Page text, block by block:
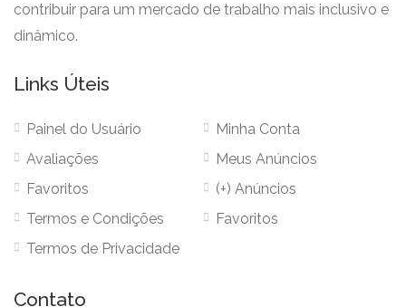
contribuir para um mercado de trabalho mais inclusivo e
dinâmico.
Links Úteis
Painel do Usuário
Avaliações
Favoritos
Termos e Condições
Termos de Privacidade
Minha Conta
Meus Anúncios
(+) Anúncios
Favoritos
Contato